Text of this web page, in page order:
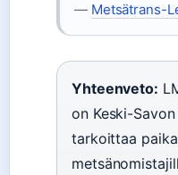
— Metsätrans-
Yhteenveto:
on Keski-
tarkoittaa